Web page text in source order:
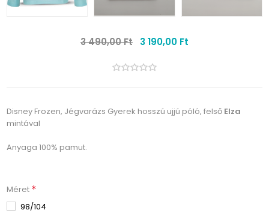
3 490,00 Ft 3 190,00 Ft
Disney Frozen, Jégvarázs Gyerek hosszú ujjú póló, felső Elza
mintával
Anyaga 100% pamut.
Méret *
98/104